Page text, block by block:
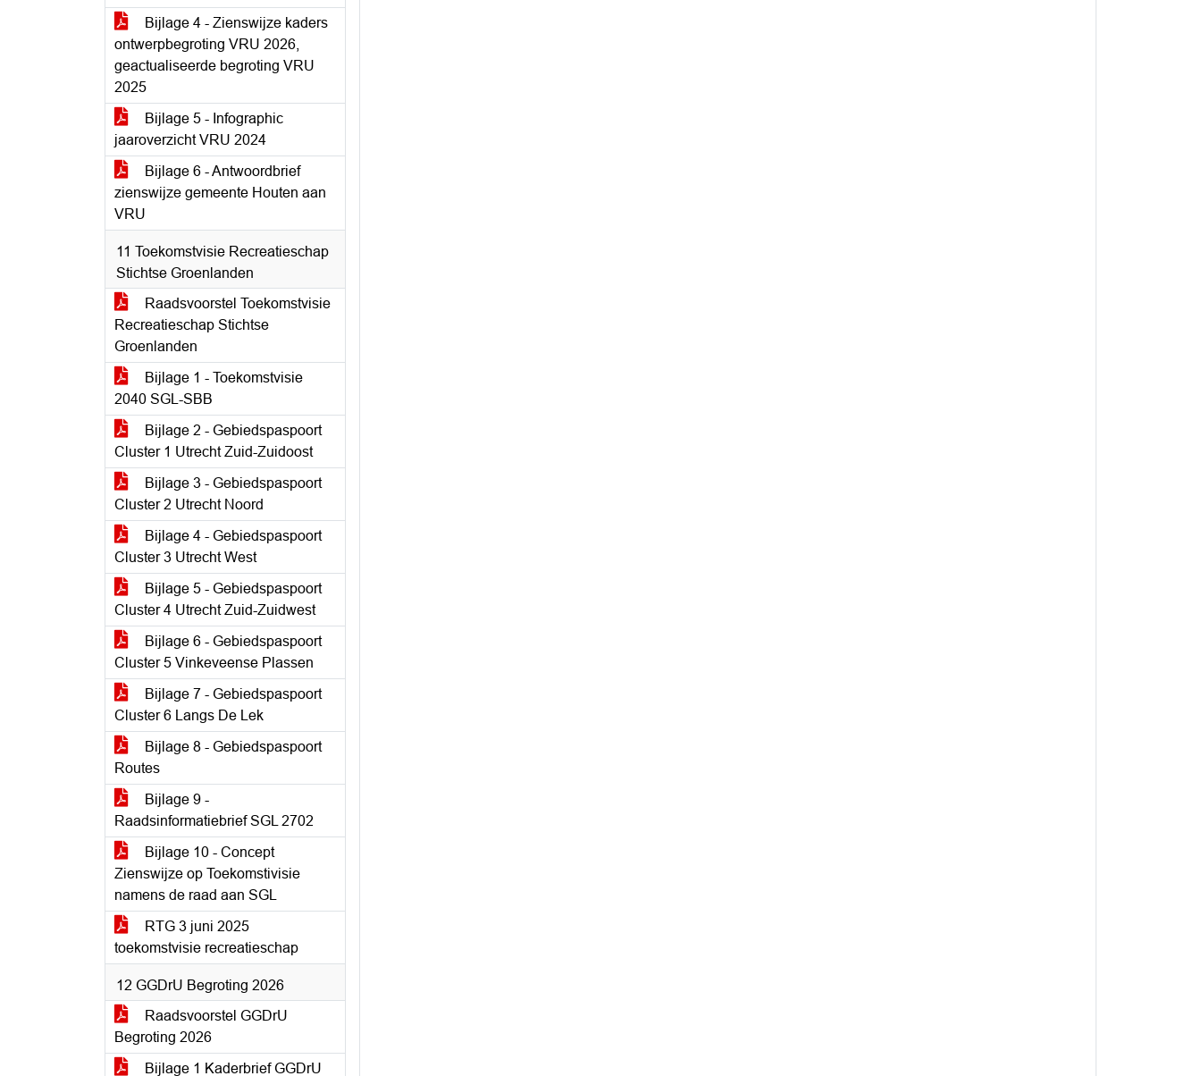
Bijlage 4 - Zienswijze kaders
ontwerpbegroting VRU 2026,
geactualiseerde begroting VRU
2025
Bijlage 5 - Infographic
jaaroverzicht VRU 2024
Bijlage 6 - Antwoordbrief
zienswijze gemeente Houten aan
VRU
11 Toekomstvisie Recreatieschap
Stichtse Groenlanden
Raadsvoorstel Toekomstvisie
Recreatieschap Stichtse
Groenlanden
Bijlage 1 - Toekomstvisie
2040 SGL-SBB
Bijlage 2 - Gebiedspaspoort
Cluster 1 Utrecht Zuid-Zuidoost
Bijlage 3 - Gebiedspaspoort
Cluster 2 Utrecht Noord
Bijlage 4 - Gebiedspaspoort
Cluster 3 Utrecht West
Bijlage 5 - Gebiedspaspoort
Cluster 4 Utrecht Zuid-Zuidwest
Bijlage 6 - Gebiedspaspoort
Cluster 5 Vinkeveense Plassen
Bijlage 7 - Gebiedspaspoort
Cluster 6 Langs De Lek
Bijlage 8 - Gebiedspaspoort
Routes
Bijlage 9 -
Raadsinformatiebrief SGL 2702
Bijlage 10 - Concept
Zienswijze op Toekomstivisie
namens de raad aan SGL
RTG 3 juni 2025
toekomstvisie recreatieschap
12 GGDrU Begroting 2026
Raadsvoorstel GGDrU
Begroting 2026
Bijlage 1 Kaderbrief GGDrU